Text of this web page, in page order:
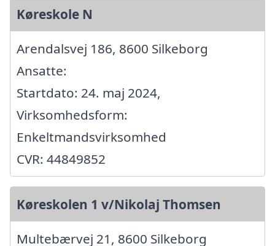
Køreskole N
Arendalsvej 186, 8600 Silkeborg
Ansatte:
Startdato: 24. maj 2024,
Virksomhedsform:
Enkeltmandsvirksomhed
CVR: 44849852
Køreskolen 1 v/Nikolaj Thomsen
Multebærvej 21, 8600 Silkeborg